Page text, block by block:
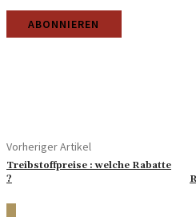
Vorheriger Artikel
Treibstoffpreise : welche Rabatte
?